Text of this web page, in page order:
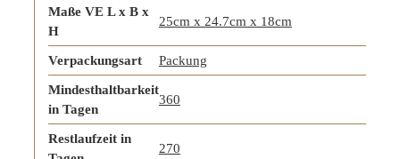
Maße VE L x B x
H
25cm x 24.7cm x 18cm
Verpackungsart Packung
Mindesthaltbarkeit
in Tagen
360
Restlaufzeit in
270